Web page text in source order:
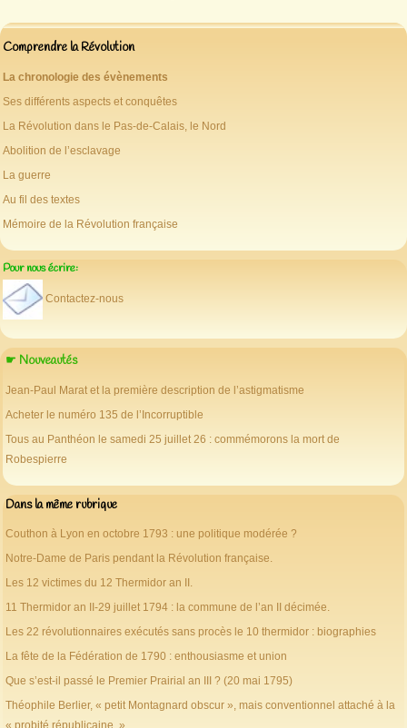
Comprendre la Révolution
La chronologie des évènements
Ses différents aspects et conquêtes
La Révolution dans le Pas-de-Calais, le Nord
Abolition de l’esclavage
La guerre
Au fil des textes
Mémoire de la Révolution française
Pour nous écrire:
Contactez-nous
☛ Nouveautés
Jean-Paul Marat et la première description de l’astigmatisme
Acheter le numéro 135 de l’Incorruptible
Tous au Panthéon le samedi 25 juillet 26 : commémorons la mort de
Robespierre
Dans la même rubrique
Couthon à Lyon en octobre 1793 : une politique modérée ?
Notre-Dame de Paris pendant la Révolution française.
Les 12 victimes du 12 Thermidor an II.
11 Thermidor an II-29 juillet 1794 : la commune de l’an II décimée.
Les 22 révolutionnaires exécutés sans procès le 10 thermidor : biographies
La fête de la Fédération de 1790 : enthousiasme et union
Que s’est-il passé le Premier Prairial an III ? (20 mai 1795)
Théophile Berlier, « petit Montagnard obscur », mais conventionnel attaché à la
« probité républicaine. »